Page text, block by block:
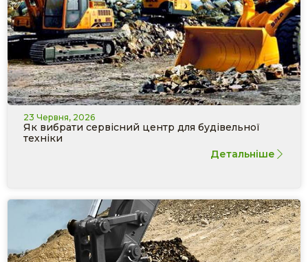
23 Червня, 2026
Як вибрати сервісний центр для будівельної
техніки
Детальніше